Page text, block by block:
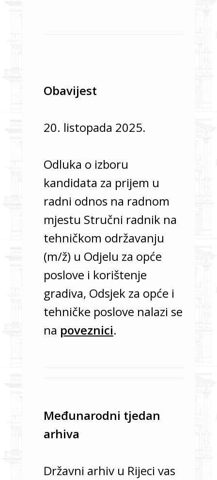
Obavijest
20. listopada 2025.
Odluka o izboru
kandidata za prijem u
radni odnos na radnom
mjestu Stručni radnik na
tehničkom održavanju
(m/ž) u Odjelu za opće
poslove i korištenje
gradiva, Odsjek za opće i
tehničke poslove nalazi se
na poveznici.
Međunarodni tjedan
arhiva
Državni arhiv u Rijeci vas